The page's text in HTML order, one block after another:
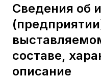
Сведения об
составе,
описание